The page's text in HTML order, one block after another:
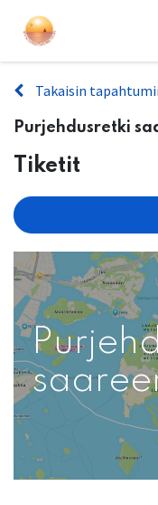
Takaisin
Purjehdusretki
Tiketit